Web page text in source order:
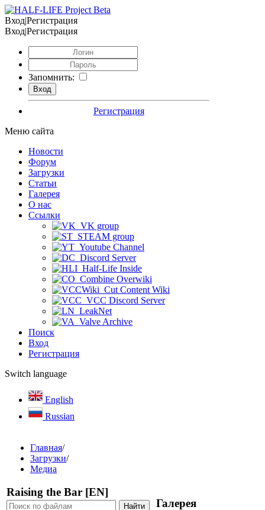
Вход|Регистрация
Вход|Регистрация
Запомнить:
Регистрация
Меню сайта
Новости
Форум
Загрузки
Статьи
Галерея
О нас
Ссылки
VK group
STEAM group
Youtube Channel
Discord Server
Half-Life Inside
Combine Overwiki
Cut Content Wiki
VCC Discord Server
LeakNet
Valve Archive
Поиск
Вход
Регистрация
Switch language
English
Russian
Главная/
Загрузки/
Медиа
Raising the Bar [EN]
Галерея